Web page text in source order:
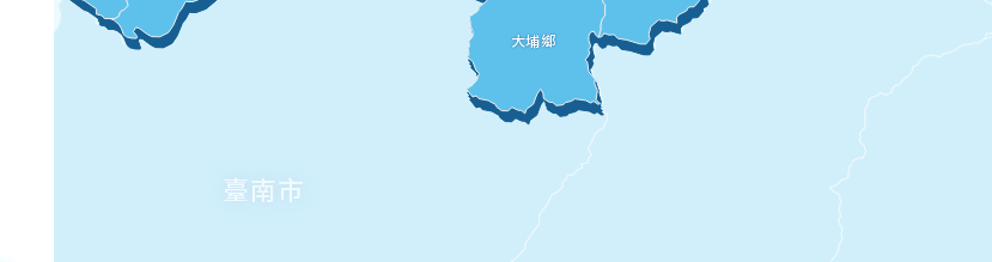
臺南市
大埔鄉